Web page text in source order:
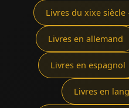
Livres du xixe
Livres en allemand
Livres en espagnol
Livres en